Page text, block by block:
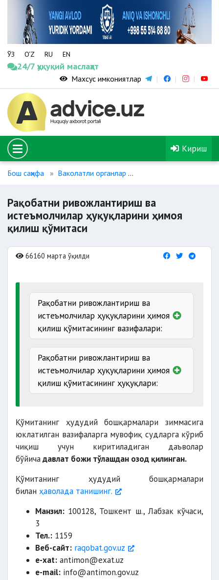
ЎЗ O‘Z RU EN
24/7 ҳуқуқий маслаҳат
Махсус имкониятлар
Кириш
Бош саҳифа Ваколатли органлар
Рақобатни ривожлантириш ва
истеъмолчилар ҳуқуқларини ҳимоя
қилиш қўмитаси
66160 марта ўқилди
Рақобатни ривожлантириш ва
истеъмолчилар ҳуқуқларини ҳимоя
қилиш қўмитасининг вазифалари:
ягона давлат
сиёсатини ишлаб чиқиш
ижрочиси ва сотувчиси
тўғрисидаги ҳаққоний ва тўлиқ
маълумотларни
истеъмолчилик билими ва
Рақобатни ривожлантириш ва
истеъмолчилар ҳуқуқларини ҳимоя
қилиш қўмитасининг ҳуқуқлари:
экспертизадан
(тестдан) ўтказилишини ташкил
қилинишини ўрганиш;
Қўмитанинг ҳудудий бошқармалари зиммасига
юклатилган вазифаларга мувофиқ судларга кўриб
чиқиш учун киритиладиган даъволар
бўйичадавлат божи тўлашдан озод қилинган.
Қўмитанинг ҳудудий бошқармалари
билан ҳаволада танишинг.
Манзил: 100128, Тошкент ш., Лабзак кўчаси,
3
Тел.: 1159
Веб-сайт: raqobat.gov.uz
e-xat: antimon@exat.uz
e-mail: info@antimon.gov.uz